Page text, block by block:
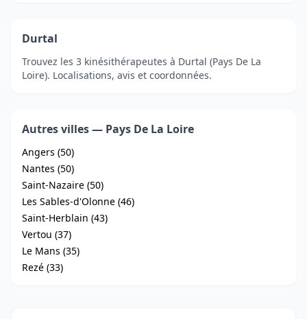
Durtal
Trouvez les 3 kinésithérapeutes à Durtal (Pays De La
Loire). Localisations, avis et coordonnées.
Autres villes — Pays De La Loire
Angers (50)
Nantes (50)
Saint-Nazaire (50)
Les Sables-d'Olonne (46)
Saint-Herblain (43)
Vertou (37)
Le Mans (35)
Rezé (33)